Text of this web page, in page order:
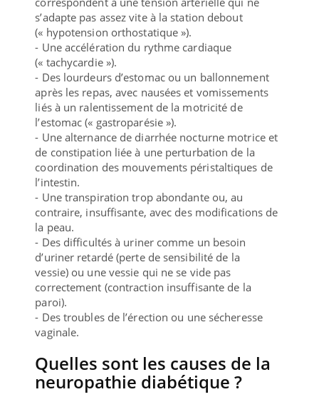
s’adapte pas assez vite à la station debout
(« hypotension orthostatique »).
- Une accélération du rythme cardiaque
(« tachycardie »).
- Des lourdeurs d’estomac ou un ballonnement
après les repas, avec nausées et vomissements
liés à un ralentissement de la motricité de
l’estomac (« gastroparésie »).
- Une alternance de diarrhée nocturne motrice et
de constipation liée à une perturbation de la
coordination des mouvements péristaltiques de
l’intestin.
- Une transpiration trop abondante ou, au
contraire, insuffisante, avec des modifications de
la peau.
- Des difficultés à uriner comme un besoin
d’uriner retardé (perte de sensibilité de la
vessie) ou une vessie qui ne se vide pas
correctement (contraction insuffisante de la
paroi).
- Des troubles de l’érection ou une sécheresse
vaginale.
Quelles sont les causes de la
neuropathie diabétique ?